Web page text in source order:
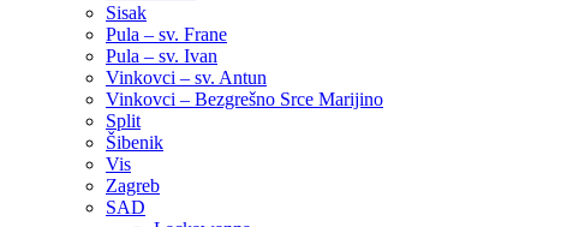
Sisak
Pula – sv. Frane
Pula – sv. Ivan
Vinkovci – sv. Antun
Vinkovci – Bezgrešno Srce Marijino
Split
Šibenik
Vis
Zagreb
SAD